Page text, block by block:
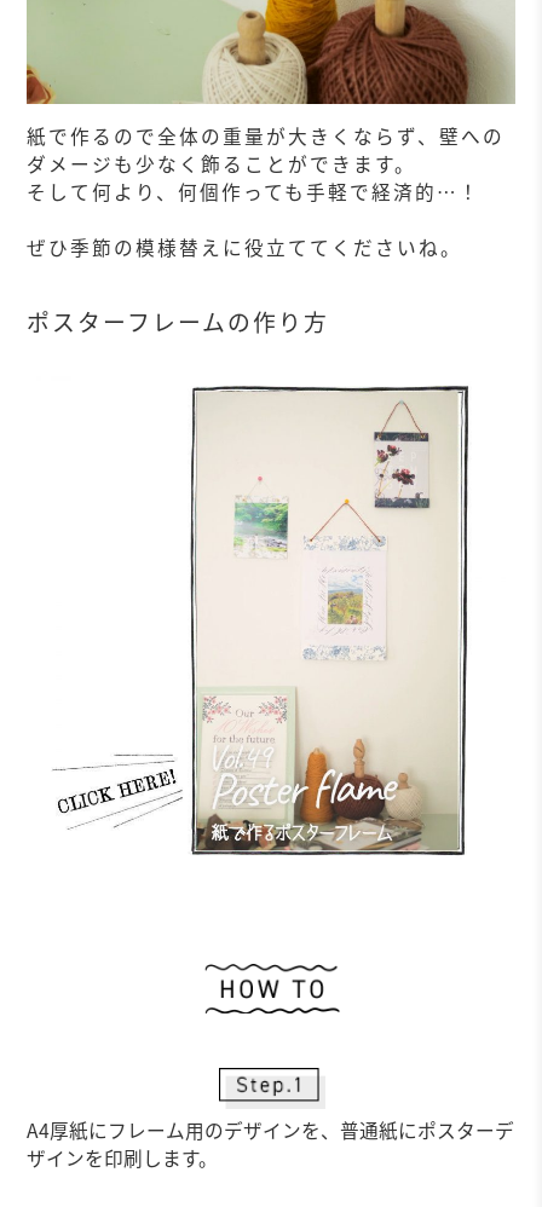
紙で作るので全体の重量が大きくならず、壁への
ダメージも少なく飾ることができます。
そして何より、何個作っても手軽で経済的…！
ぜひ季節の模様替えに役立ててくださいね。
ポスターフレームの作り方
A4厚紙にフレーム用のデザインを、普通紙にポスターデ
ザインを印刷します。